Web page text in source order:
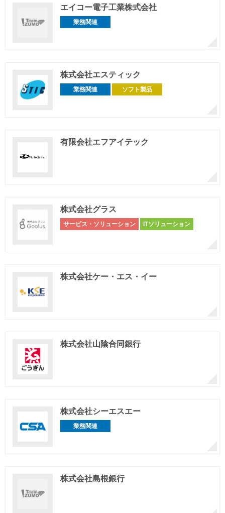
エイコー電子工業株式会社
業務関連
株式会社エスティック
業務関連 ソフト製品
有限会社エフアイテック
株式会社グラス
サービス・ソリューション ITソリューション
株式会社ケー・エス・イー
株式会社山陰合同銀行
株式会社シーエスエー
業務関連
株式会社島根銀行